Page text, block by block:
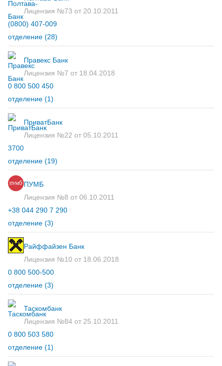
Лицензия №73 от 20.10.2011
(0800) 407-009
отделение (28)
Правекс Банк
Лицензия №7 от 18.04.2018
0 800 500 450
отделение (1)
ПриватБанк
Лицензия №22 от 05.10.2011
3700
отделение (19)
ПУМБ
Лицензия №8 от 06.10.2011
+38 044 290 7 290
отделение (3)
Райффайзен Банк
Лицензия №10 от 18.06.2018
0 800 500-500
отделение (3)
Таскомбанк
Лицензия №84 от 25.10.2011
0 800 503 580
отделение (1)